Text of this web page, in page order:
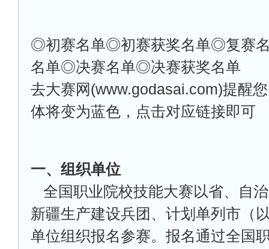
◎初赛名单◎初赛获奖名单◎复赛
名单◎决赛名单◎决赛获奖名单
去大赛网(www.godasai.com)提醒
体将变为蓝色，点击对应链接即可
一、组织单位
全国职业院校技能大赛以省、自
新疆生产建设兵团、计划单列市（
单位组织报名参赛。报名通过全国